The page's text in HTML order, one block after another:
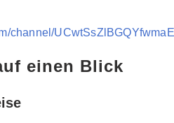
channel/
einen Blick